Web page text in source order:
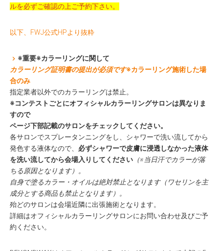
ルを必ずご確認の上ご予約下さい。
以下、FWJ公式HPより抜粋
※重要※カラーリングに関して
カラーリング証明書の提出が必須です※カラーリング施術した場
合のみ
指定業者以外でのカラーリングは禁止。
※コンテストごとにオフィシャルカラーリングサロンは異なりま
すので
ページ下部記載のサロンをチェックしてください。
各サロンでスプレータンニングをし、シャワーで洗い流してから
発色する液体なので、 必ずシャワーで皮膚に浸透しなかった液体
を洗い流してから会場入りしてください （※当日汗でカラーが落
ちる原因となります）。
自身で塗るカラー・オイルは絶対禁止となります（ワセリンを主
成分とする商品も禁止となります）。
殆どのサロンは会場近隣に出張施術となります。
詳細はオフィシャルカラーリングサロンにお問い合わせ及びご予
約ください。